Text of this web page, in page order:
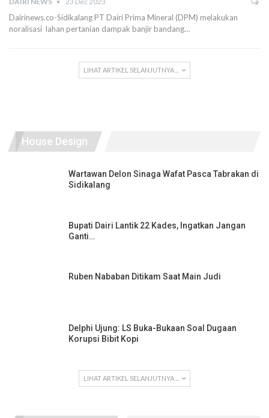
Dairinews.co-Sidikalang PT Dairi Prima Mineral (DPM) melakukan
noralisasi lahan pertanian dampak banjir bandang…
LIHAT ARTIKEL SELANJUTNYA ...
House Design
Wartawan Delon Sinaga Wafat Pasca Tabrakan di
Sidikalang
Bupati Dairi Lantik 22 Kades, Ingatkan Jangan
Ganti…
Ruben Nababan Ditikam Saat Main Judi
Delphi Ujung: LS Buka-Bukaan Soal Dugaan
Korupsi Bibit Kopi
LIHAT ARTIKEL SELANJUTNYA ...